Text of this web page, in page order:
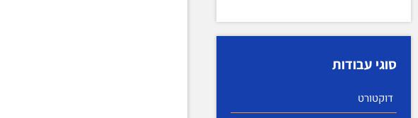
סוגי עבודות
דוקטורט